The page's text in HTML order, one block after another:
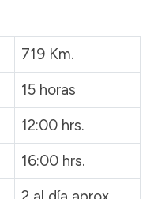
719 Km.
15 horas
12:00 hrs.
16:00 hrs.